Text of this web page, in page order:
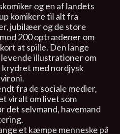
og en af landets
komikere til alt fra
jubilæer og de store
200 optrædener om
at spille. Den lange
illustrationer om
med nordjysk
fra de sociale medier,
viralt om livet som
selvmand, havemand
et kæmpe menneske på